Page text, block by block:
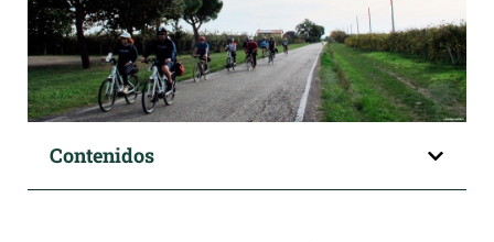
Contenidos